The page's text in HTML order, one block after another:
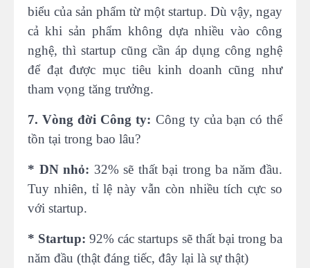
biểu của sản phẩm từ một startup. Dù vậy, ngay
cả khi sản phẩm không dựa nhiều vào công
nghệ, thì startup cũng cần áp dụng công nghệ
để đạt được mục tiêu kinh doanh cũng như
tham vọng tăng trưởng.
7. Vòng đời Công ty: Công ty của bạn có thể
tồn tại trong bao lâu?
* DN nhỏ: 32% sẽ thất bại trong ba năm đầu.
Tuy nhiên, tỉ lệ này vẫn còn nhiều tích cực so
với startup.
* Startup:92% các startups sẽ thất bại trong ba
năm đầu (thật đáng tiếc, đây lại là sự thật)